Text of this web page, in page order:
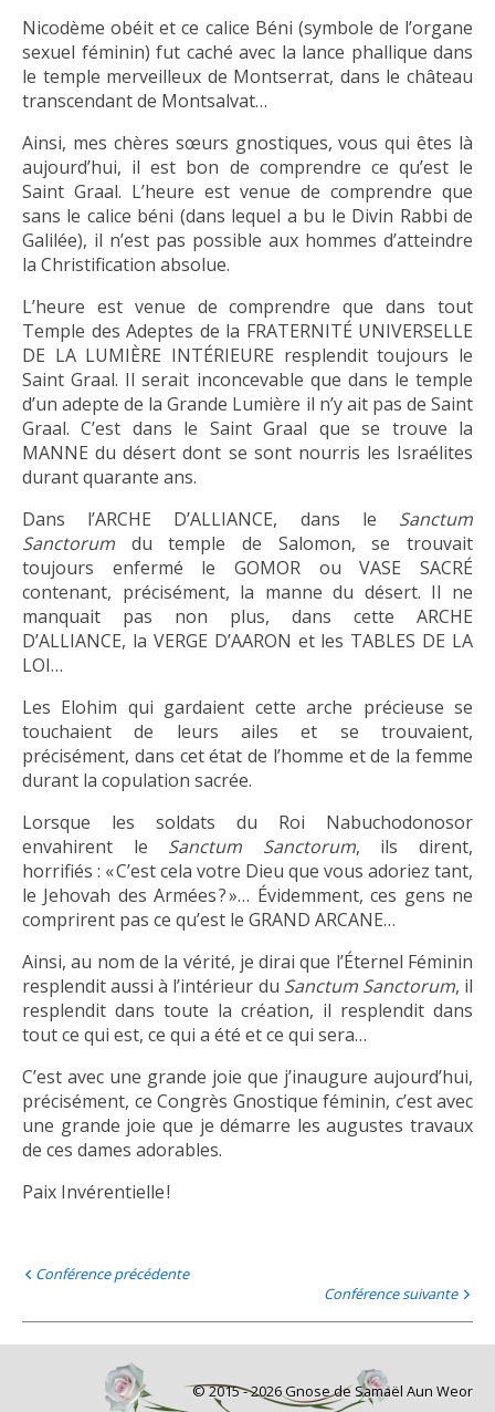
Nicodème obéit et ce calice Béni (symbole de l’organe
sexuel féminin) fut caché avec la lance phallique dans
le temple merveilleux de Montserrat, dans le château
transcendant de Montsalvat…
Ainsi, mes chères sœurs gnostiques, vous qui êtes là
aujourd’hui, il est bon de comprendre ce qu’est le
Saint Graal. L’heure est venue de comprendre que
sans le calice béni (dans lequel a bu le Divin Rabbi de
Galilée), il n’est pas possible aux hommes d’atteindre
la Christification absolue.
L’heure est venue de comprendre que dans tout
Temple des Adeptes de la FRATERNITÉ UNIVERSELLE
DE LA LUMIÈRE INTÉRIEURE resplendit toujours le
Saint Graal. Il serait inconcevable que dans le temple
d’un adepte de la Grande Lumière il n’y ait pas de Saint
Graal. C’est dans le Saint Graal que se trouve la
MANNE du désert dont se sont nourris les Israélites
durant quarante ans.
Dans l’ARCHE D’ALLIANCE, dans le Sanctum
Sanctorum du temple de Salomon, se trouvait
toujours enfermé le GOMOR ou VASE SACRÉ
contenant, précisément, la manne du désert. Il ne
manquait pas non plus, dans cette ARCHE
D’ALLIANCE, la VERGE D’AARON et les TABLES DE LA
LOI…
Les Elohim qui gardaient cette arche précieuse se
touchaient de leurs ailes et se trouvaient,
précisément, dans cet état de l’homme et de la femme
durant la copulation sacrée.
Lorsque les soldats du Roi Nabuchodonosor
envahirent le Sanctum Sanctorum, ils dirent,
horrifiés : « C’est cela votre Dieu que vous adoriez tant,
le Jehovah des Armées ? »… Évidemment, ces gens ne
comprirent pas ce qu’est le GRAND ARCANE…
Ainsi, au nom de la vérité, je dirai que l’Éternel Féminin
resplendit aussi à l’intérieur du Sanctum Sanctorum, il
resplendit dans toute la création, il resplendit dans
tout ce qui est, ce qui a été et ce qui sera…
C’est avec une grande joie que j’inaugure aujourd’hui,
précisément, ce Congrès Gnostique féminin, c’est avec
une grande joie que je démarre les augustes travaux
de ces dames adorables.
Paix Invérentielle !
Conférence précédente
Conférence suivante
© 2015 - 2026 Gnose de Samaël Aun Weor